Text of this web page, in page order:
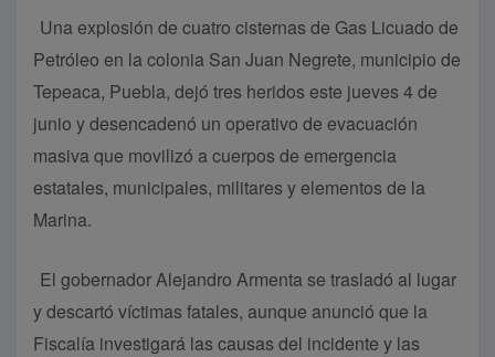
Una explosión de cuatro cisternas de Gas Licuado de
Petróleo en la colonia San Juan Negrete, municipio de
Tepeaca, Puebla, dejó tres heridos este jueves 4 de
junio y desencadenó un operativo de evacuación
masiva que movilizó a cuerpos de emergencia
estatales, municipales, militares y elementos de la
Marina.
El gobernador Alejandro Armenta se trasladó al lugar
y descartó víctimas fatales, aunque anunció que la
Fiscalía investigará las causas del incidente y las